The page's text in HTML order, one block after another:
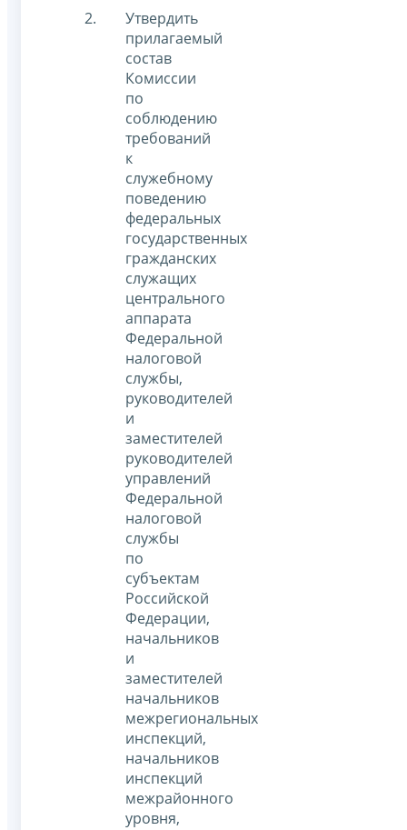
Утвердить
прилагаемый
состав
Комиссии
по
соблюдению
требований
к
служебному
поведению
федеральных
государственных
гражданских
служащих
центрального
аппарата
Федеральной
налоговой
службы,
руководителей
и
заместителей
руководителей
управлений
Федеральной
налоговой
службы
по
субъектам
Российской
Федерации,
начальников
и
заместителей
начальников
межрегиональных
инспекций,
начальников
инспекций
межрайонного
уровня,